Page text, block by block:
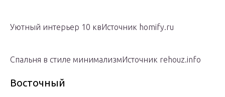
Уютный интерьер 10 квИсточник homify.ru
Спальня в стиле минимализмИсточник rehouz.info
Восточный